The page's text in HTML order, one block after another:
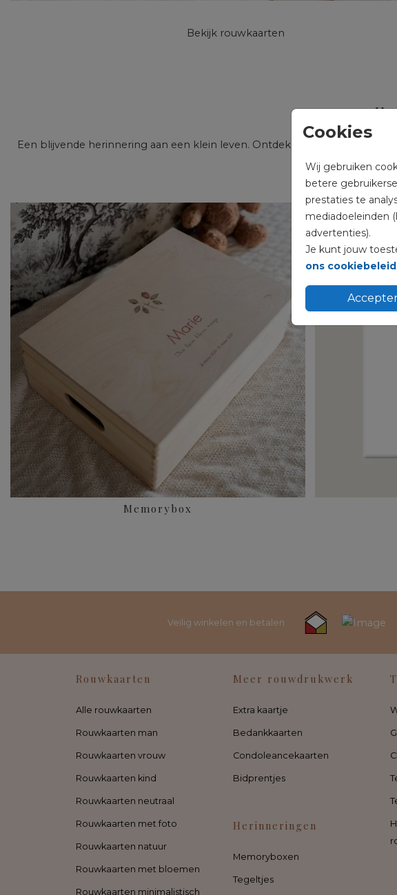
Cookies
Wij gebruiken
betere
prestaties te
mediadoeleinden
advertenties).
Je kunt jouw
ons cookiebeleid
Bekijk rouwkaarten
Een blijvende herinnering aan een klein leven. Ontdek onze bijzondere
Memorybox
Veilig winkelen en betalen
Rouwkaarten
Alle rouwkaarten
Rouwkaarten man
Rouwkaarten vrouw
Rouwkaarten kind
Rouwkaarten neutraal
Rouwkaarten met foto
Rouwkaarten natuur
Rouwkaarten met bloemen
Rouwkaarten minimalistisch
Meer rouwdrukwerk
Extra kaartje
Bedankkaarten
Condoleancekaarten
Bidprentjes
Herinneringen
Memoryboxen
Tegeltjes